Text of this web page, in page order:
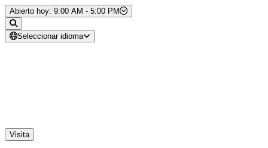
Saltar al contenido
Abierto hoy: 9:00 AM - 5:00 PM
Seleccionar idioma
Visita